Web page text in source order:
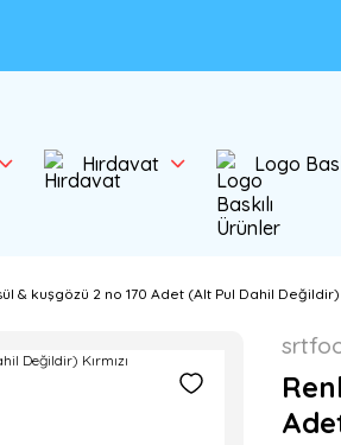
Hırdavat Logo
& kuşgözü 2 no 170 Adet (Alt Pul Dahil Değildir)